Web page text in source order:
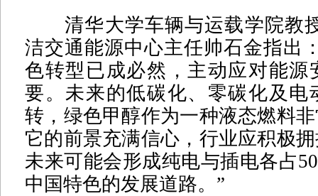
清华大学车辆与运载学院教
洁交通能源中心主任帅石金指出
色转型已成必然，主动应对能源
要。未来的低碳化、零碳化及电
转，绿色甲醇作为一种液态燃料
它的前景充满信心，行业应积极
未来可能会形成纯电与插电各占
中国特色的发展道路。”